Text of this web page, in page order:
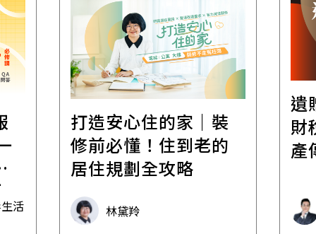
遺贈稅規劃直播課│
財稅專家親授，讓資
產傳承更有效率
財稅專家 朱家棟
百
經